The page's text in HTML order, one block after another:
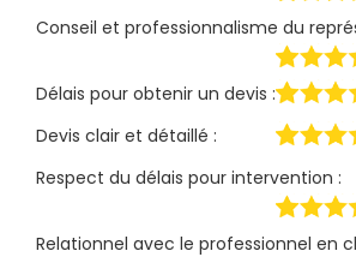
Conseil et professionnalisme du
Délais pour obtenir un devis :
Devis clair et détaillé :
Respect du délais pour intervention :
Relationnel avec le professionnel en